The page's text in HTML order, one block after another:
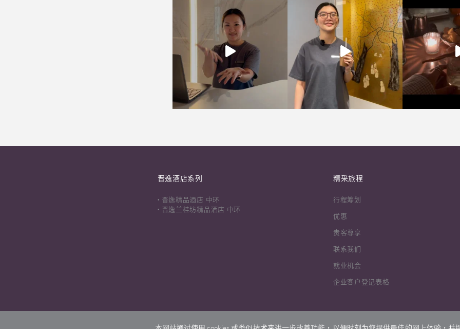
晋逸酒店系列
晋逸精品酒店 中环
晋逸兰桂坊精品酒店 中环
精采旅程
行程筹划
优惠
贵客尊享
联系我们
就业机会
企业客户登记表格